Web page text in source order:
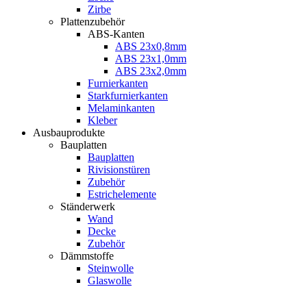
Zirbe
Plattenzubehör
ABS-Kanten
ABS 23x0,8mm
ABS 23x1,0mm
ABS 23x2,0mm
Furnierkanten
Starkfurnierkanten
Melaminkanten
Kleber
Ausbauprodukte
Bauplatten
Bauplatten
Rivisionstüren
Zubehör
Estrichelemente
Ständerwerk
Wand
Decke
Zubehör
Dämmstoffe
Steinwolle
Glaswolle